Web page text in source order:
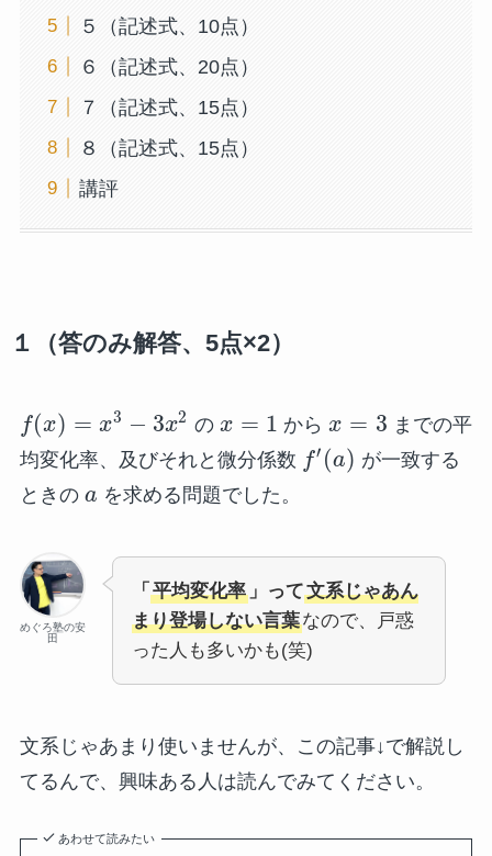
５（記述式、10点）
６（記述式、20点）
７（記述式、15点）
８（記述式、15点）
講評
１（答のみ解答、5点×2）
f(x) = x3 − 3x2 のx = 1 からx = 3 までの平
均変化率、及びそれと微分係数 f′ (a) が一致する
ときの a を求める問題でした。
めぐろ塾の安
田
「 平均変化率」って文系じゃあん
まり登場しない言葉なので、戸惑
った人も多いかも(笑)
文系じゃあまり使いませんが、この記事↓で解説し
てるんで、興味ある人は読んでみてください。
あわせて読みたい